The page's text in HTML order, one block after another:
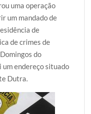
uma operação
um mandado de
de
de crimes de
do
um endereço situado
Dutra.